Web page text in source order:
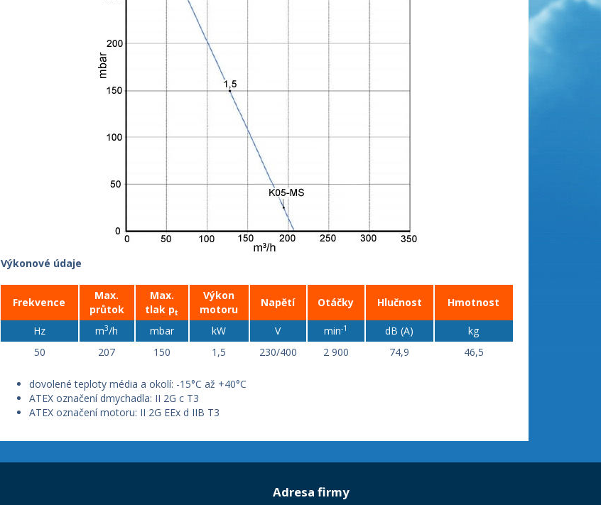
Výkonové údaje
Frekvence
Max.
průtok
Max.
tlak pt
Výkon
motoru
Napětí Otáčky Hlučnost Hmotnost
Hz m3/h mbar kW V min-1 dB (A)
kg
50
207 150 1,5 230/400 2 900 74,9 46,5
dovolené teploty média a okolí: -15°C až +40°C
ATEX označení dmychadla: II 2G c T3
ATEX označení motoru: II 2G EEx d IIB T3
Adresa firmy